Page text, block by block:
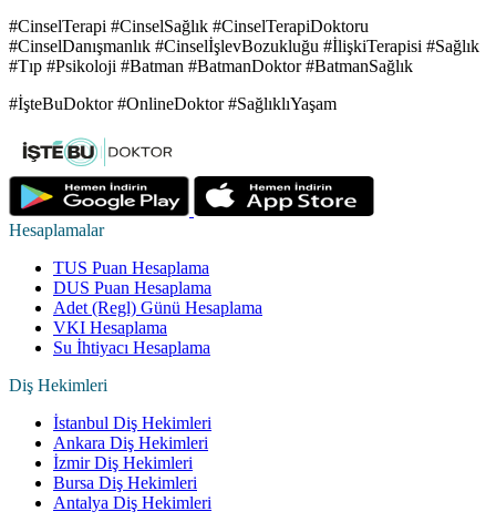
#CinselTerapi #CinselSağlık #CinselTerapiDoktoru
#CinselDanışmanlık #CinselİşlevBozukluğu #İlişkiTerapisi #Sağlık
#Tıp #Psikoloji #Batman #BatmanDoktor #BatmanSağlık
#İşteBuDoktor #OnlineDoktor #SağlıklıYaşam
Hesaplamalar
TUS Puan Hesaplama
DUS Puan Hesaplama
Adet (Regl) Günü Hesaplama
VKI Hesaplama
Su İhtiyacı Hesaplama
Diş Hekimleri
İstanbul Diş Hekimleri
Ankara Diş Hekimleri
İzmir Diş Hekimleri
Bursa Diş Hekimleri
Antalya Diş Hekimleri